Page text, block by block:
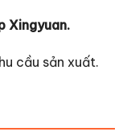
Xingyuan.
cầu sản xuất.